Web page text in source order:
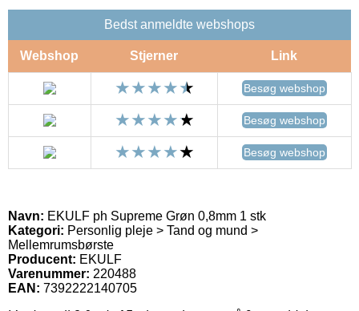
Bedst anmeldte webshops
Webshop Stjerner Link
Besøg webshop
Besøg webshop
Besøg webshop
Navn: EKULF ph Supreme Grøn 0,8mm 1 stk
Kategori: Personlig pleje > Tand og mund >
Mellemrumsbørste
Producent: EKULF
Varenummer: 220488
EAN: 7392222140705